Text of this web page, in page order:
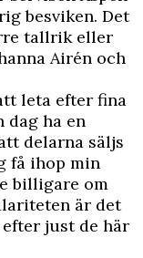
besviken. Det
tallrik eller
Airén och
leta efter fina
dag ha en
delarna säljs
få ihop min
billigare om
är det
just de här